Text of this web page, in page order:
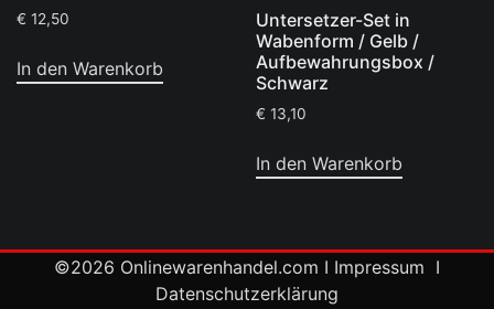
€ 12,50
In den Warenkorb
Untersetzer-Set in
Wabenform / Gelb /
Aufbewahrungsbox /
Schwarz
€ 13,10
In den Warenkorb
©2026 Onlinewarenhandel.com I Impressum I
Datenschutzerklärung